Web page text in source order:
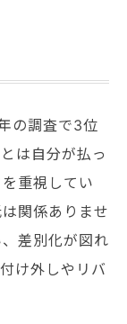
の調査で3位
は自分が払っ
重視してい
関係ありませ
差別化が図れ
け外しやリバ